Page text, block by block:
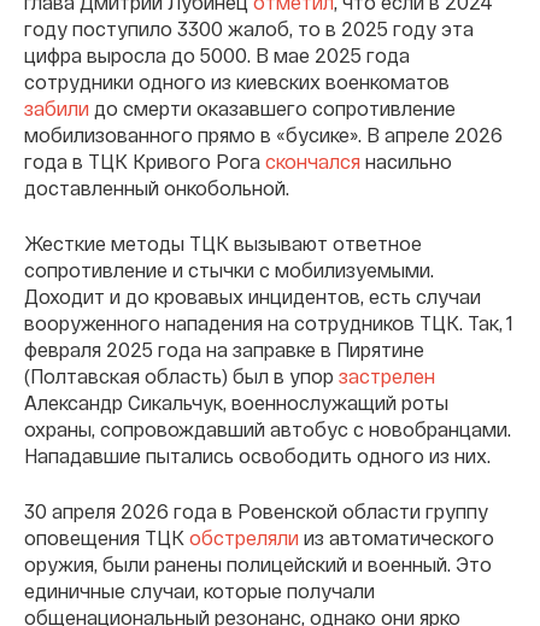
году поступило 3300 жалоб, то в 2025 году эта
цифра выросла до 5000. В мае 2025 года
сотрудники одного из киевских военкоматов
забили до смерти оказавшего сопротивление
мобилизованного прямо в «бусике». В апреле 2026
года в ТЦК Кривого Рога скончался насильно
доставленный онкобольной.
Жесткие методы ТЦК вызывают ответное
сопротивление и стычки с мобилизуемыми.
Доходит и до кровавых инцидентов, есть случаи
вооруженного нападения на сотрудников ТЦК. Так, 1
февраля 2025 года на заправке в Пирятине
(Полтавская область) был в упор застрелен
Александр Сикальчук, военнослужащий роты
охраны, сопровождавший автобус с новобранцами.
Нападавшие пытались освободить одного из них.
30 апреля 2026 года в Ровенской области группу
оповещения ТЦК обстреляли из автоматического
оружия, были ранены полицейский и военный. Это
единичные случаи, которые получали
общенациональный резонанс, однако они ярко